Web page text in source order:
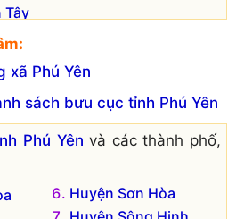
Tây
không còn tồn tại là:
Xã Hòa Hiệp Bắc
Xã Hòa Hiệp Nam
Xã Hòa Xuân Tây
xã Phú Yên
sách bưu cục tỉnh Phú Yên
Phú Yên và các thành phố,
Huyện Sơn Hòa